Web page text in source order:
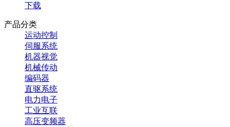
下载
产品分类
运动控制
伺服系统
机器视觉
机械传动
编码器
直驱系统
电力电子
工业互联
高压变频器